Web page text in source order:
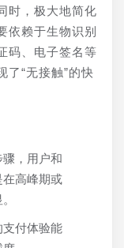
时，极大地简化
依赖于生物识别
码、电子签名等
了“无接触”的快
骤，用户和
高峰期或
付体验能